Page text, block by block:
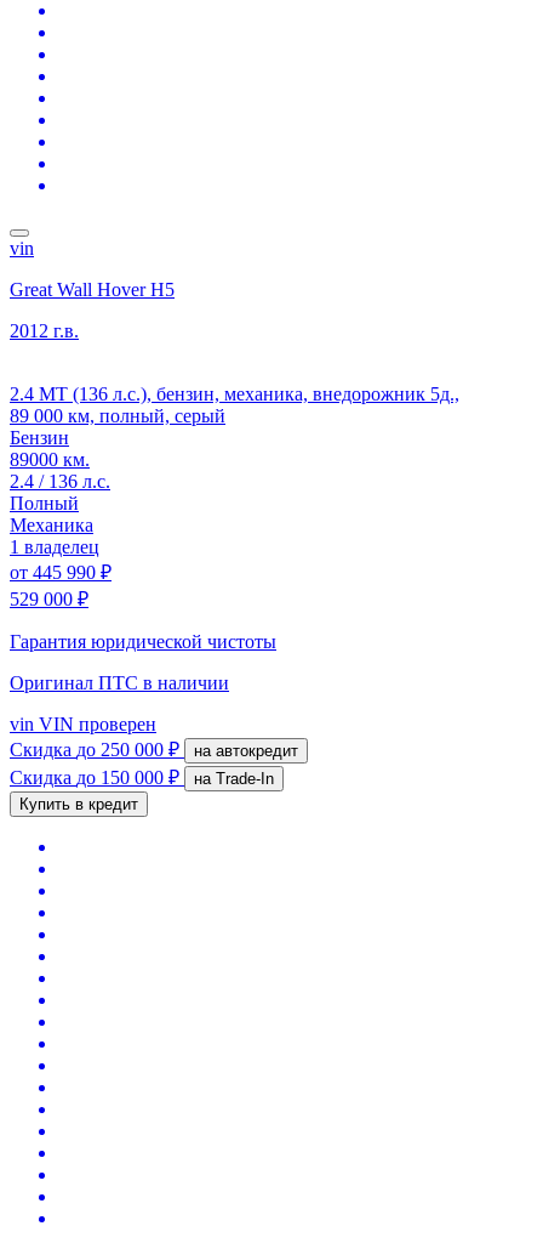
vin
Great Wall Hover H5
2012 г.в.
2.4 MT (136 л.с.), бензин, механика, внедорожник 5д.,
89 000 км, полный, серый
Бензин
89000 км.
2.4 / 136 л.с.
Полный
Механика
1 владелец
от 445 990 ₽
529 000 ₽
Гарантия юридической чистоты
Оригинал ПТС в наличии
vin VIN проверен
Скидка до 250 000 ₽ на автокредит
Скидка до 150 000 ₽
на Trade-In
Купить в кредит